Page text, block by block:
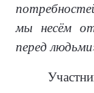
мы несём
перед